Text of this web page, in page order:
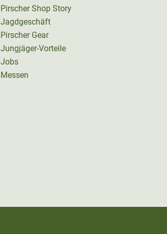
Pirscher Shop Story
Jagdgeschäft
Pirscher Gear
Jungjäger-Vorteile
Jobs
Messen